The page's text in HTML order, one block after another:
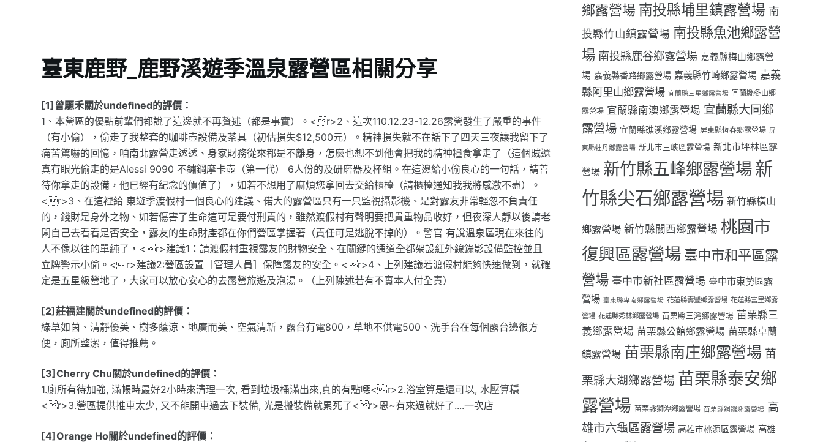
臺東鹿野_鹿野溪遊季溫泉露營區相關分享
[1]曾騵禾關於undefined的評價：
1、本營區的優點前輩們都說了這邊就不再贅述（都是事實）。<r>2、這次110.12.23-12.26露營發生了嚴重的事件
（有小偷），偷走了我整套的咖啡壺設備及茶具（初估損失$12,500元）。精神損失就不在話下了四天三夜讓我留下了
痛苦驚嚇的回憶，咱南北露營走透透、身家財務從來都是不離身，怎麼也想不到他會把我的精神糧食拿走了（這個賊還
真有眼光偷走的是Alessi 9090 不鏽鋼摩卡壺（第一代） 6人份的及研磨器及杯組。在這邊給小偷良心的一句話，請善
待你拿走的設備，他已經有紀念的價值了），如若不想用了麻煩您拿回去交給櫃檯（請櫃檯通知我我將感激不盡）。
<r>3、在這裡給 東遊季渡假村一個良心的建議、偌大的露營區只有一只監視攝影機、是對露友非常輕忽不負責任
的，錢財是身外之物、如若傷害了生命這可是要付刑責的，雖然渡假村有聲明要把貴重物品收好，但夜深人靜以後請老
闆自己去看看是否安全，露友的生命財產都在你們營區掌握著（責任可是逃脫不掉的）。警官 有說溫泉區現在來往的
人不像以往的單純了，<r>建議1：請渡假村重視露友的財物安全、在關鍵的通道全都架設紅外線錄影設備監控並且
立牌警示小偷。<r>建議2:營區設置［管理人員］保障露友的安全。<r>4、上列建議若渡假村能夠快速做到，就確
定是五星級營地了，大家可以放心安心的去露營旅遊及泡湯。（上列陳述若有不實本人付全責）
[2]莊福建關於undefined的評價：
綠草如茵、清靜優美、樹多蔭涼、地廣而美、空氣清新，露台有電800，草地不供電500、洗手台在每個露台邊很方
便，廁所整潔，值得推薦。
[3]Cherry Chu關於undefined的評價：
1.廁所有待加強, 滿帳時最好2小時來清理一次, 看到垃圾桶滿出來,真的有點噁<r>2.浴室算是還可以, 水壓算穩
<r>3.營區提供推車太少, 又不能開車過去下裝備, 光是搬裝備就累死了<r>恩~有來過就好了....一次店
[4]Orange Ho關於undefined的評價：
鄉露營場 南投縣埔里鎮露營場 南
投縣竹山鎮露營場 南投縣魚池鄉露營
場 南投縣鹿谷鄉露營場 嘉義縣梅山鄉露營
場 嘉義縣番路鄉露營場 嘉義縣竹崎鄉露營場 嘉義
縣阿里山鄉露營場 宜蘭縣三星鄉露營場 宜蘭縣冬山鄉
露營場 宜蘭縣南澳鄉露營場 宜蘭縣大同鄉
露營場 宜蘭縣礁溪鄉露營場 屏東縣恆春鄉露營場 屏
東縣牡丹鄉露營場 新北市三峽區露營場 新北市坪林區露
營場 新竹縣五峰鄉露營場新
竹縣尖石鄉露營場 新竹縣橫山
鄉露營場 新竹縣關西鄉露營場 桃園市
復興區露營場 臺中市和平區露
營場 臺中市新社區露營場 臺中市東勢區露
營場 臺東縣卑南鄉露營場 花蓮縣壽豐鄉露營場 花蓮縣富里鄉露
營場 花蓮縣秀林鄉露營場 苗栗縣三灣鄉露營場 苗栗縣三
義鄉露營場 苗栗縣公館鄉露營場 苗栗縣卓蘭
鎮露營場 苗栗縣南庄鄉露營場 苗
栗縣大湖鄉露營場 苗栗縣泰安鄉
露營場 苗栗縣獅潭鄉露營場 苗栗縣銅鑼鄉露營場 高
雄市六龜區露營場 高雄市桃源區露營場 高雄